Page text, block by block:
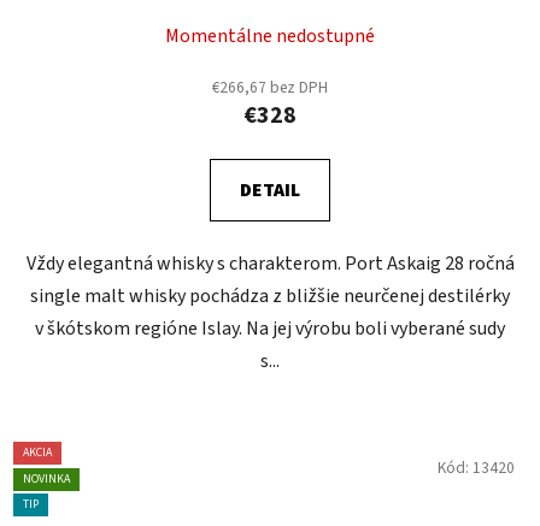
Momentálne nedostupné
€266,67 bez DPH
€328
DETAIL
Vždy elegantná whisky s charakterom. Port Askaig 28 ročná
single malt whisky pochádza z bližšie neurčenej destilérky
v škótskom regióne Islay. Na jej výrobu boli vyberané sudy
s...
AKCIA
NOVINKA
TIP
Kód: 13420